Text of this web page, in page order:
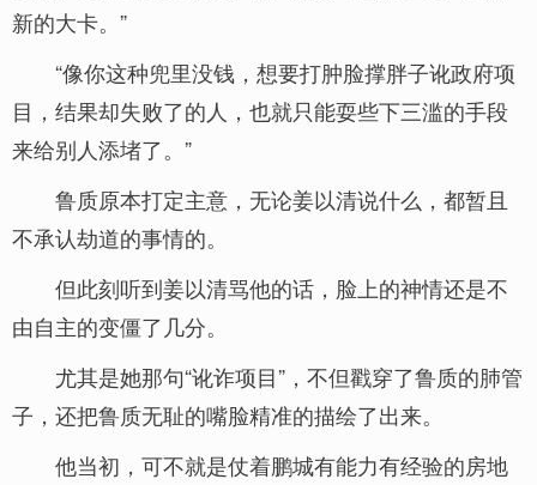
新的大卡。”
“像你这种兜里没钱，想要打肿脸撑胖子讹政府项
目，结果却失败了的人，也就只能耍些下三滥的手段
来给别人添堵了。”
鲁质原本打定主意，无论姜以清说什么，都暂且
不承认劫道的事情的。
但此刻听到姜以清骂他的话，脸上的神情还是不
由自主的变僵了几分。
尤其是她那句“讹诈项目”，不但戳穿了鲁质的肺管
子，还把鲁质无耻的嘴脸精准的描绘了出来。
他当初，可不就是仗着鹏城有能力有经验的房地